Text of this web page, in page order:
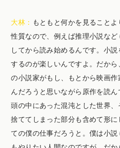
大林： もともと何かを見ること
性質なので、例えば推理小説な
してから読み始めるんです。小
するのが楽しいんですよ。だか
の小説家がもし、もとから映画
んだろうと思いながら原作を読
頭の中にあった混沌とした世界
捨ててしまった部分も含めて形
ての僕の仕事だろうと。僕は小